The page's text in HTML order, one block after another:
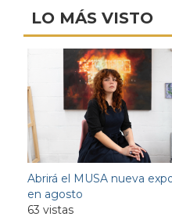
LO MÁS VISTO
Abrirá el MUSA nueva
en agosto
63 vistas